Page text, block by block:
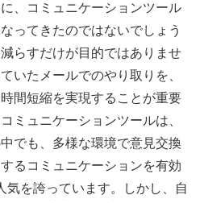
、コミュニケーションツール
ってきたのではないでしょう
らすだけが目的ではありませ
いたメールでのやり取りを、
間短縮を実現することが重要
ミュニケーションツールは、
でも、多様な環境で意見交換
るコミュニケーションを有効
気を誇っています。しかし、自